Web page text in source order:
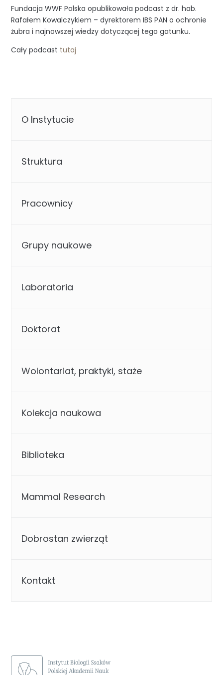
Fundacja WWF Polska opublikowała podcast z dr. hab.
Rafałem Kowalczykiem – dyrektorem IBS PAN o ochronie
żubra i najnowszej wiedzy dotyczącej tego gatunku.
Cały podcast tutaj
O Instytucie
Struktura
Pracownicy
Grupy naukowe
Laboratoria
Doktorat
Wolontariat, praktyki, staże
Kolekcja naukowa
Biblioteka
Mammal Research
Dobrostan zwierząt
Kontakt